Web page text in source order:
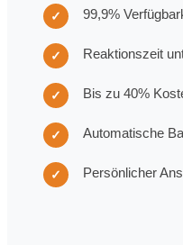
✓ 99,9%
✓ Reaktionszeit
✓ Bis zu 40%
✓ Automatische
✓ Persönlicher